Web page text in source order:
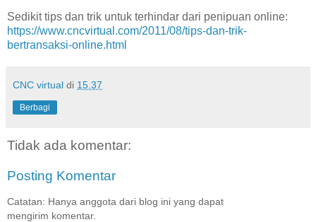
Sedikit tips dan trik untuk terhindar dari penipuan online:
https://www.cncvirtual.com/2011/08/tips-dan-trik-
bertransaksi-online.html
CNC virtual di 15.37
Berbagi
Tidak ada komentar:
Posting Komentar
Catatan: Hanya anggota dari blog ini yang dapat
mengirim komentar.